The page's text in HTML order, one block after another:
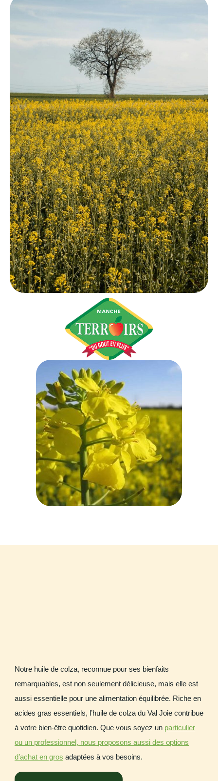
Notre huile de colza, reconnue pour ses bienfaits
remarquables, est non seulement délicieuse, mais elle est
aussi essentielle pour une alimentation équilibrée. Riche en
acides gras essentiels, l’huile de colza du Val Joie contribue
à votre bien-être quotidien. Que vous soyez un particulier
ou un professionnel, nous proposons aussi des options
d’achat en gros adaptées à vos besoins.